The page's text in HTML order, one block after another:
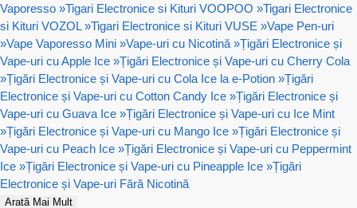
Vaporesso »Tigari Electronice si Kituri VOOPOO »Tigari Electronice
si Kituri VOZOL »Tigari Electronice si Kituri VUSE »Vape Pen-uri
»Vape Vaporesso Mini »Vape-uri cu Nicotină »Țigări Electronice și
Vape-uri cu Apple Ice »Țigări Electronice și Vape-uri cu Cherry Cola
»Țigări Electronice și Vape-uri cu Cola Ice la e-Potion »Țigări
Electronice și Vape-uri cu Cotton Candy Ice »Țigări Electronice și
Vape-uri cu Guava Ice »Țigări Electronice și Vape-uri cu Ice Mint
»Țigări Electronice și Vape-uri cu Mango Ice »Țigări Electronice și
Vape-uri cu Peach Ice »Țigări Electronice și Vape-uri cu Peppermint
Ice »Țigări Electronice și Vape-uri cu Pineapple Ice »Țigări
Electronice și Vape-uri Fără Nicotină
Arată Mai Mult